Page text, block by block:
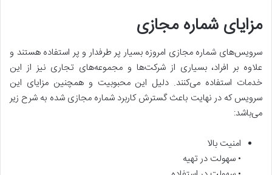
مزایای شماره مجازی
سرویس‌های شماره مجازی امروزه بسیار پر طرفدار و پر استفاده هستند و
علاوه بر افراد، بسیاری از شرکت‌ها و مجموعه‌های تجاری نیز از این
خدمات استفاده می‌کنند. دلیل این محبوبیت و همچنین مزایای این
سرویس که در نهایت باعث گسترش کاربرد شماره مجازی شده به شرح زیر
می‌باشد:
امنیت بالا
• سهولت در تهیه